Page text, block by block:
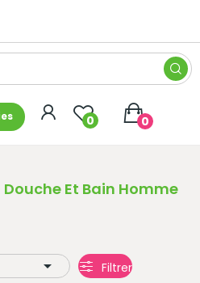
0 0
Douche Et Bain Homme
 Filtrer